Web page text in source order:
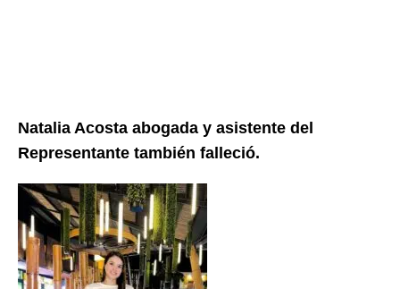
Natalia Acosta abogada y asistente del
Representante también falleció.